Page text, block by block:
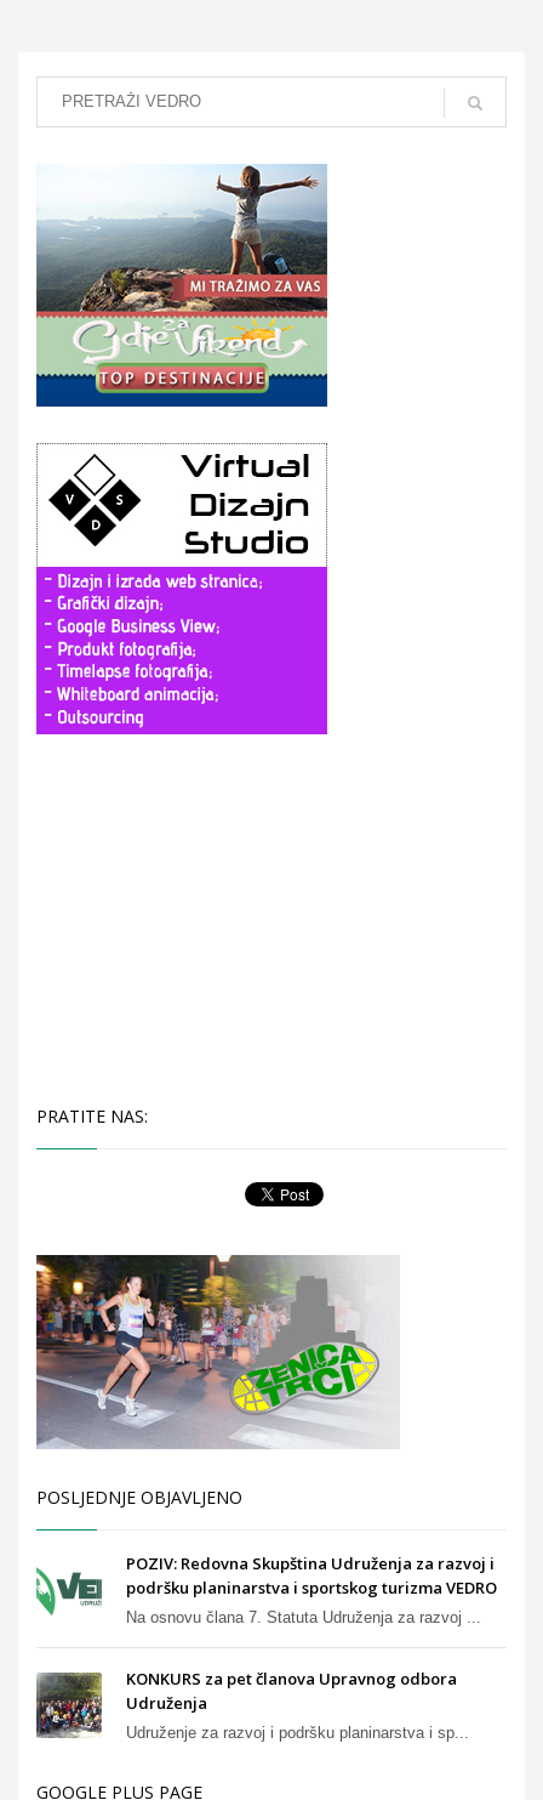
PRATITE NAS:
POSLJEDNJE OBJAVLJENO
POZIV: Redovna Skupština Udruženja za razvoj i
podršku planinarstva i sportskog turizma VEDRO
Na osnovu člana 7. Statuta Udruženja za razvoj ...
KONKURS za pet članova Upravnog odbora
Udruženja
Udruženje za razvoj i podršku planinarstva i sp...
GOOGLE PLUS PAGE